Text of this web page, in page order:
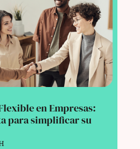
en Empresas:
para simplificar su